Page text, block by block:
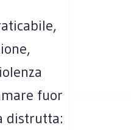
fuor
distrutta: